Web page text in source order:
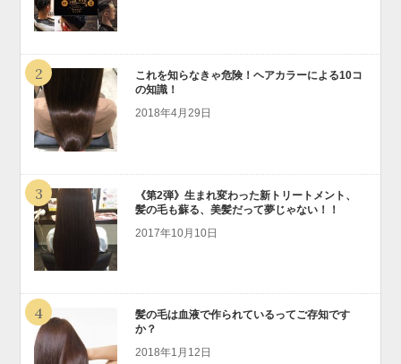
2
これを知らなきゃ危険！ヘアカラーによる10コ
の知識！
2018年4月29日
3
《第2弾》生まれ変わった新トリートメント、
髪の毛も蘇る、美髪だって夢じゃない！！
2017年10月10日
4
髪の毛は血液で作られているってご存知です
か？
2018年1月12日